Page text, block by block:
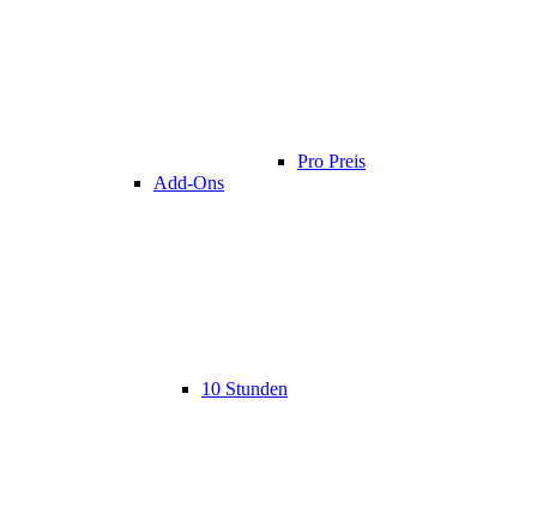
Pro Preis
Add-Ons
10 Stunden